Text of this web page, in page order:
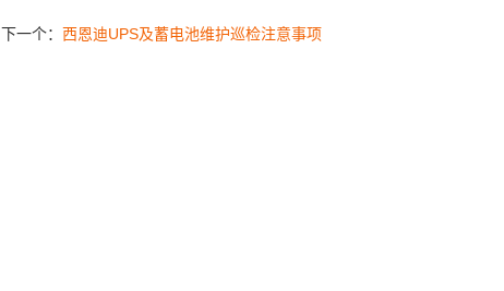
下一个：西恩迪UPS及蓄电池维护巡检注意事项